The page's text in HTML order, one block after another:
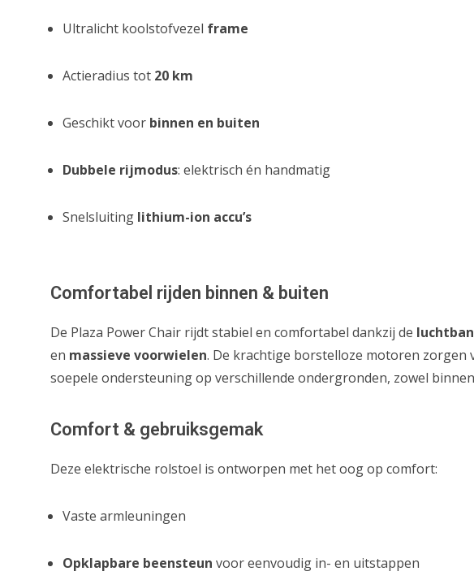
Ultralicht koolstofvezel frame
Actieradius tot 20 km
Geschikt voor binnen en buiten
Dubbele rijmodus: elektrisch én handmatig
Snelsluiting lithium-ion accu’s
Comfortabel rijden binnen & buiten
De Plaza Power Chair rijdt stabiel en comfortabel dankzij de
en massieve voorwielen. De krachtige borstelloze motoren zorgen
soepele ondersteuning op verschillende ondergronden, zowel
Comfort & gebruiksgemak
Deze elektrische rolstoel is ontworpen met het oog op comfort:
Vaste armleuningen
Opklapbare beensteun voor eenvoudig in- en uitstappen